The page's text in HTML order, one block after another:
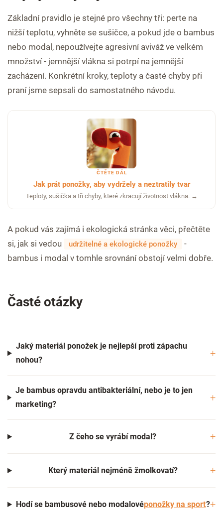
Základní pravidlo je stejné pro všechny tři: perte na
nižší teplotu, vyhněte se sušičce, a pokud jde o bambus
nebo modal, nepoužívejte agresivní aviváž ve velkém
množství - jemnější vlákna si potrpí na jemnější
zacházení. Konkrétní kroky, teploty a časté chyby při
praní jsme sepsali do samostatného návodu.
ČTĚTE DÁL
Jak prát ponožky, aby vydržely a neztratily tvar
Teploty, sušička a tři chyby, které zkracují životnost vlákna. →
A pokud vás zajímá i ekologická stránka věci, přečtěte
si, jak si vedou
udržitelné a ekologické ponožky
-
bambus i modal v tomhle srovnání obstojí velmi dobře.
Časté otázky
Jaký materiál ponožek je nejlepší proti zápachu
nohou?
Je bambus opravdu antibakteriální, nebo je to jen
marketing?
Z čeho se vyrábí modal?
Který materiál nejméně žmolkovatí?
Hodí se bambusové nebo modalovéponožky na sport?